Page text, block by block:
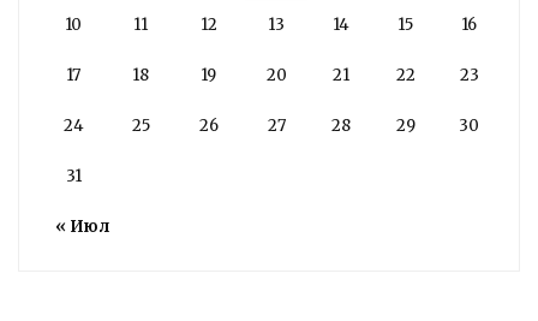
« Июл
10 11 12 13 14 15 16
17 18 19 20 21 22 23
24 25 26 27 28 29 30
31